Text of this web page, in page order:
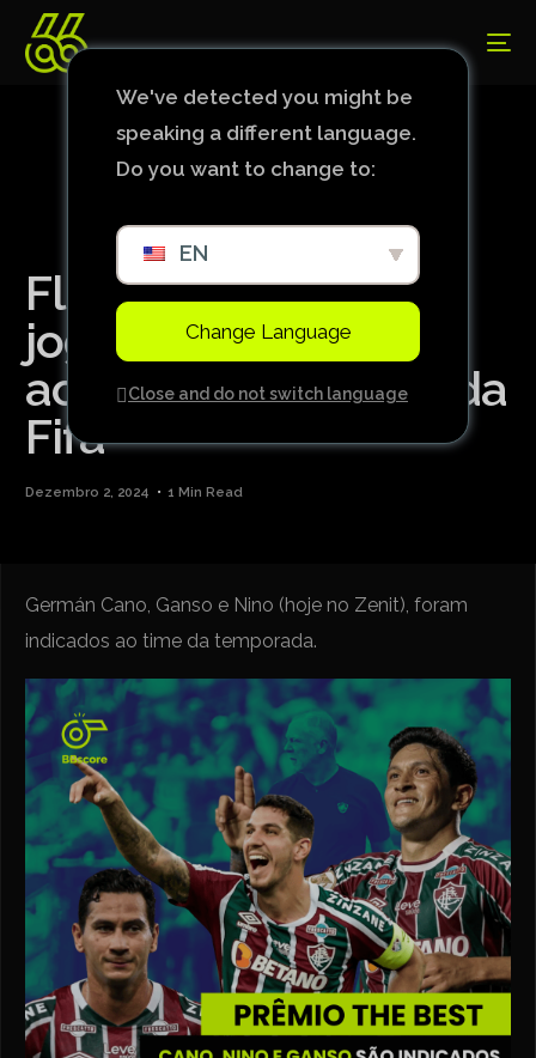
Fluminense tem três
jogadores indicados
ao prêmio The Best da
Fifa
Dezembro 2, 2024 1 Min Read
Germán Cano, Ganso e Nino (hoje no Zenit), foram
indicados ao time da temporada.
We've detected you might be
speaking a different language.
Do you want to change to:
EN
Change Language
Close and do not switch language